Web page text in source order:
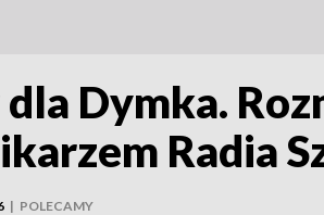
Dymka.
Radia
| POLECAMY